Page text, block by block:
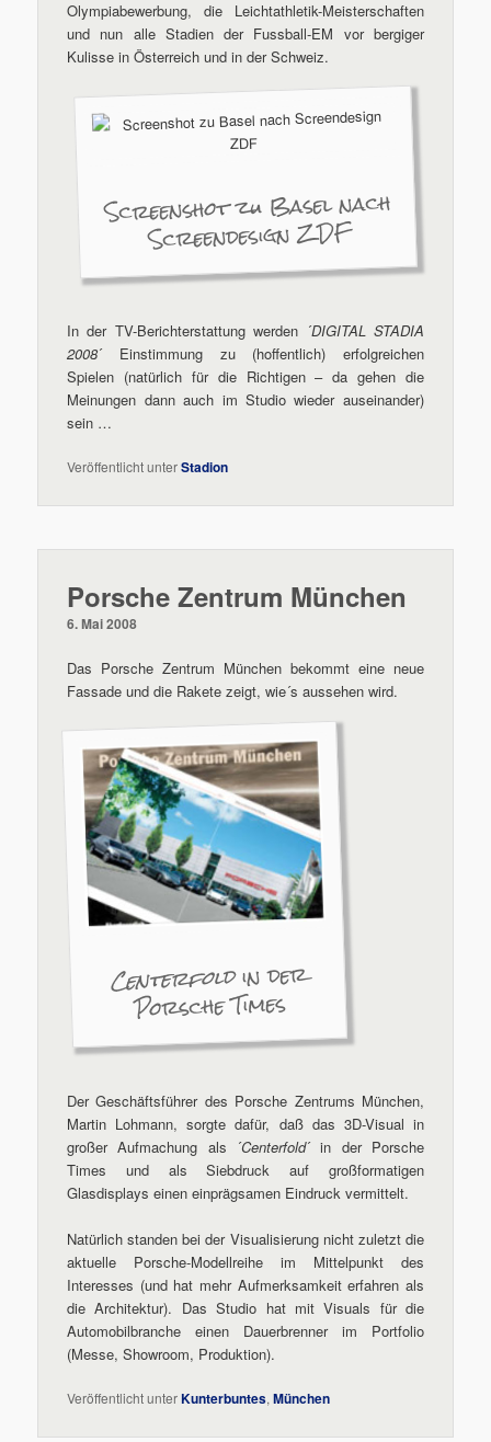
Olympiabewerbung, die Leichtathletik-Meisterschaften
und nun alle Stadien der Fussball-EM vor bergiger
Kulisse in Österreich und in der Schweiz.
Screenshot zu Basel nach
Screendesign ZDF
In der TV-Berichterstattung werden ´DIGITAL STADIA
2008´ Einstimmung zu (hoffentlich) erfolgreichen
Spielen (natürlich für die Richtigen – da gehen die
Meinungen dann auch im Studio wieder auseinander)
sein …
Veröffentlicht unterStadion
Porsche Zentrum München
6. Mai 2008
Das Porsche Zentrum München bekommt eine neue
Fassade und die Rakete zeigt, wie´s aussehen wird.
Centerfoldin der
Porsche Times
Der Geschäftsführer des Porsche Zentrums München,
Martin Lohmann, sorgte dafür, daß das 3D-Visual in
großer Aufmachung als ´Centerfold´ in der Porsche
Times und als Siebdruck auf großformatigen
Glasdisplays einen einprägsamen Eindruck vermittelt.
Natürlich standen bei der Visualisierung nicht zuletzt die
aktuelle Porsche-Modellreihe im Mittelpunkt des
Interesses (und hat mehr Aufmerksamkeit erfahren als
die Architektur). Das Studio hat mit Visuals für die
Automobilbranche einen Dauerbrenner im Portfolio
(Messe, Showroom, Produktion).
Veröffentlicht unterKunterbuntes,München